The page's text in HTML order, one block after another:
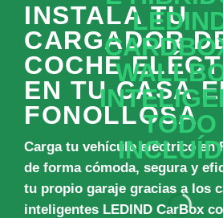
INSTALA TU
CARGADOR
COCHE
EN TU CASA
FONOLLOSA
Carga tu vehículo eléctrico en
de forma cómoda, segura y
tu propio garaje gracias a los
inteligentes LEDIND CarBox